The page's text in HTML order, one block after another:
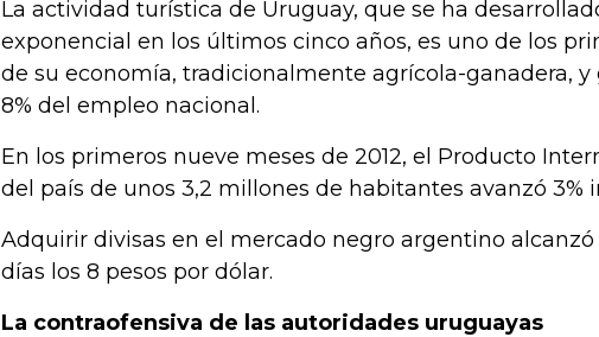
La actividad turística de Uruguay, que se ha
exponencial en los últimos cinco años, es uno de los
de su economía, tradicionalmente agrícola-ganadera, y
8% del empleo nacional.
En los primeros nueve meses de 2012, el Producto
del país de unos 3,2 millones de habitantes avanzó 3%
Adquirir divisas en el mercado negro argentino
días los 8 pesos por dólar.
La contraofensiva de las autoridades uruguayas